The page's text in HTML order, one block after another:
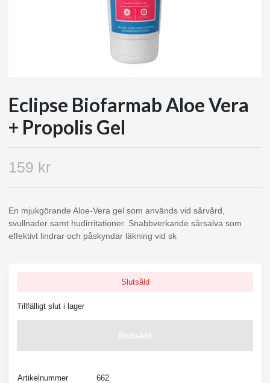
Eclipse Biofarmab Aloe Vera
+ Propolis Gel
159 kr
En mjukgörande Aloe-Vera gel som används vid sårvård,
svullnader samt hudirritationer. Snabbverkande sårsalva som
effektivt lindrar och påskyndar läkning vid sk
Slutsåld
Tillfälligt slut i lager
Slutsåld
Artikelnummer 662